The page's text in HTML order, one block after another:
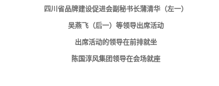
四川省品牌建设促进会副秘书长蒲清华（左一）
吴燕飞（后一）等领导出席活动
出席活动的领导在前排就坐
陈国淳风集团领导在会场就座